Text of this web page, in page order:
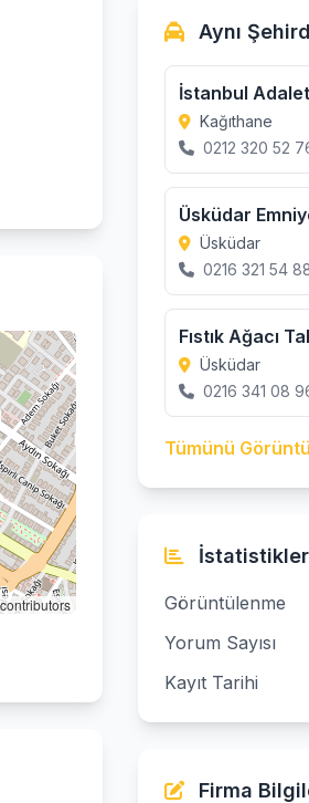
contributors
Aynı
İstanbul
Kağıthane
0212 320 52
Üsküdar
Üsküdar
0216 321 54
Fıstık Ağacı
Üsküdar
0216 341 08
Tümünü
İstatistikler
Görüntülenme
Yorum Sayısı
Kayıt Tarihi
Firma